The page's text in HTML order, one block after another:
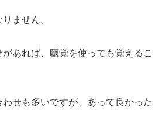
ません。
あれば、聴覚を使っても覚えるこ
せも多いですが、あって良かった